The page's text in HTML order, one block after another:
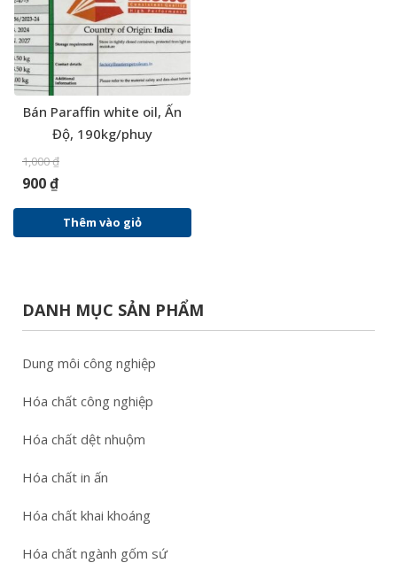
Bán Paraffin white oil, Ấn
Độ, 190kg/phuy
1,000₫
900₫
Thêm vào giỏ
DANH MỤC SẢN PHẨM
Dung môi công nghiệp
Hóa chất công nghiệp
Hóa chất dệt nhuộm
Hóa chất in ấn
Hóa chất khai khoáng
Hóa chất ngành gốm sứ